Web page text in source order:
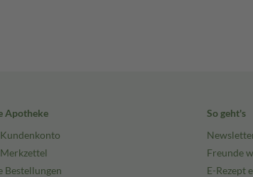
Apotheke
Bestellungen
So geht's
Freunde
E-Rezept